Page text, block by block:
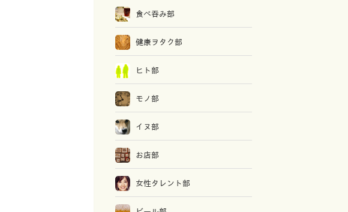
食べ吞み部
健康ヲタク部
ヒト部
モノ部
イヌ部
お店部
女性タレント部